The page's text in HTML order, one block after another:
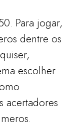
Para jogar,
dentre os
escolher
acertadores